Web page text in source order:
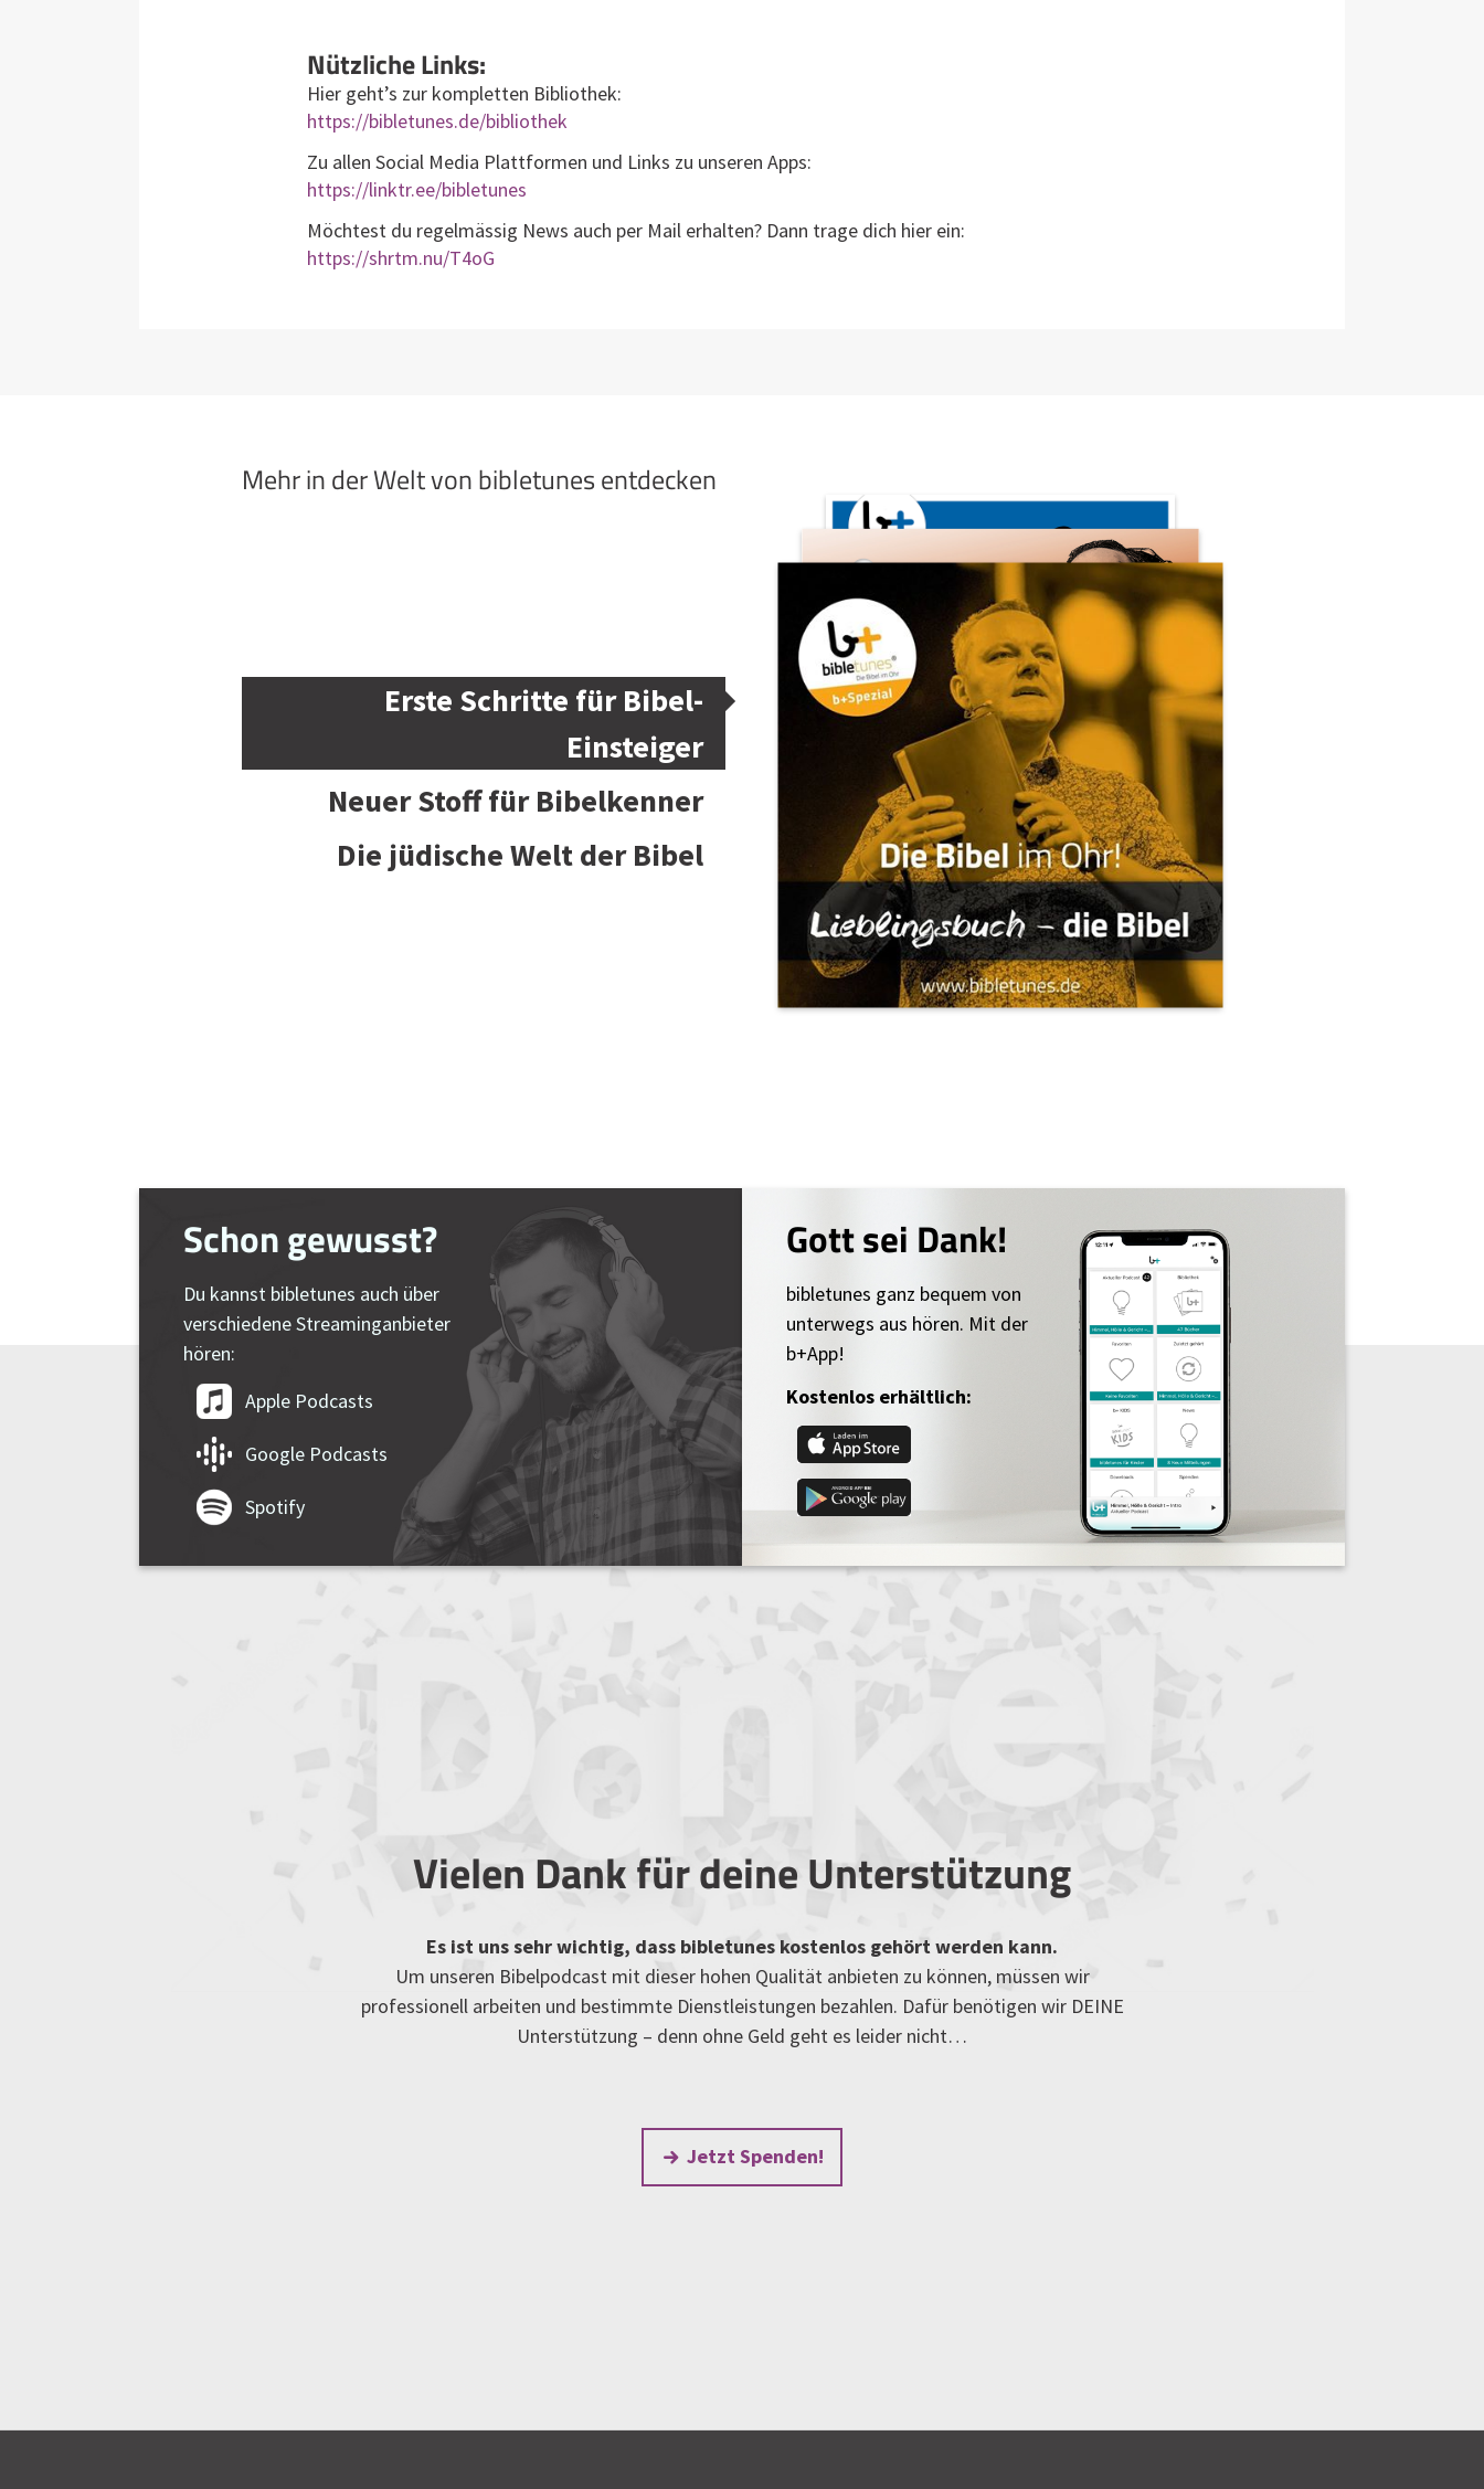
Nützliche Links:
Hier geht’s zur kompletten Bibliothek:
https://bibletunes.de/bibliothek
Zu allen Social Media Plattformen und Links zu unseren Apps:
https://linktr.ee/bibletunes
Möchtest du regelmässig News auch per Mail erhalten? Dann trage dich hier ein:
https://shrtm.nu/T4oG
Mehr in der Welt von bibletunes entdecken
Erste Schritte für Bibel-
Einsteiger
Neuer Stoff für Bibelkenner
Die jüdische Welt der Bibel
Schon gewusst?
Du kannst bibletunes auch über
verschiedene Streaminganbieter
hören:
Apple Podcasts
Google Podcasts
Spotify
Gott sei Dank!
bibletunes ganz bequem von
unterwegs aus hören. Mit der
b+App!
Kostenlos erhältlich:
Vielen Dank für deine Unterstützung
Es ist uns sehr wichtig, dass bibletunes kostenlos gehört werden kann.
Um unseren Bibelpodcast mit dieser hohen Qualität anbieten zu können, müssen wir
professionell arbeiten und bestimmte Dienstleistungen bezahlen. Dafür benötigen wir DEINE
Unterstützung – denn ohne Geld geht es leider nicht…
Jetzt Spenden!